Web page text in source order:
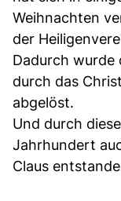
Weihnachten
der
Dadurch wurde
durch das
abgelöst.
Und durch
Jahrhundert
Claus